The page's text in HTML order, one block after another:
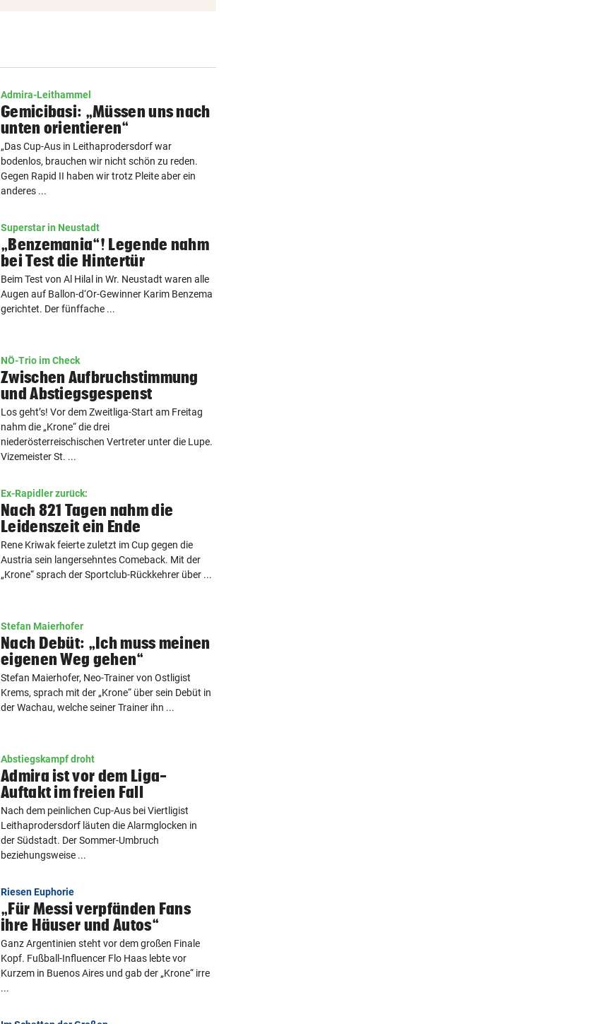
Admira-Leithammel
Gemicibasi: „Müssen uns nach
unten orientieren“
„Das Cup-Aus in Leithaprodersdorf war
bodenlos, brauchen wir nicht schön zu reden.
Gegen Rapid II haben wir trotz Pleite aber ein
anderes ...
Superstar in Neustadt
„Benzemania“! Legende nahm
bei Test die Hintertür
Beim Test von Al Hilal in Wr. Neustadt waren alle
Augen auf Ballon-d‘Or-Gewinner Karim Benzema
gerichtet. Der fünffache ...
NÖ-Trio im Check
Zwischen Aufbruchstimmung
und Abstiegsgespenst
Los geht’s! Vor dem Zweitliga-Start am Freitag
nahm die „Krone“ die drei
niederösterreischischen Vertreter unter die Lupe.
Vizemeister St. ...
Ex-Rapidler zurück:
Nach 821 Tagen nahm die
Leidenszeit ein Ende
Rene Kriwak feierte zuletzt im Cup gegen die
Austria sein langersehntes Comeback. Mit der
„Krone“ sprach der Sportclub-Rückkehrer über ...
Stefan Maierhofer
Nach Debüt: „Ich muss meinen
eigenen Weg gehen“
Stefan Maierhofer, Neo-Trainer von Ostligist
Krems, sprach mit der „Krone“ über sein Debüt in
der Wachau, welche seiner Trainer ihn ...
Abstiegskampf droht
Admira ist vor dem Liga-
Auftakt im freien Fall
Nach dem peinlichen Cup-Aus bei Viertligist
Leithaprodersdorf läuten die Alarmglocken in
der Südstadt. Der Sommer-Umbruch
beziehungsweise ...
Riesen Euphorie
„Für Messi verpfänden Fans
ihre Häuser und Autos“
Ganz Argentinien steht vor dem großen Finale
Kopf. Fußball-Influencer Flo Haas lebte vor
Kurzem in Buenos Aires und gab der „Krone“ irre
...